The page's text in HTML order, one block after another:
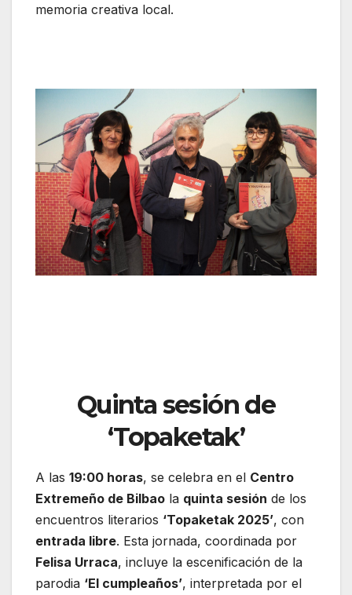
memoria creativa local.
Quinta sesión de
‘Topaketak’
A las 19:00 horas, se celebra en el Centro
Extremeño de Bilbao la quinta sesión de los
encuentros literarios ‘Topaketak 2025’, con
entrada libre. Esta jornada, coordinada por
Felisa Urraca, incluye la escenificación de la
parodia ‘El cumpleaños’, interpretada por el